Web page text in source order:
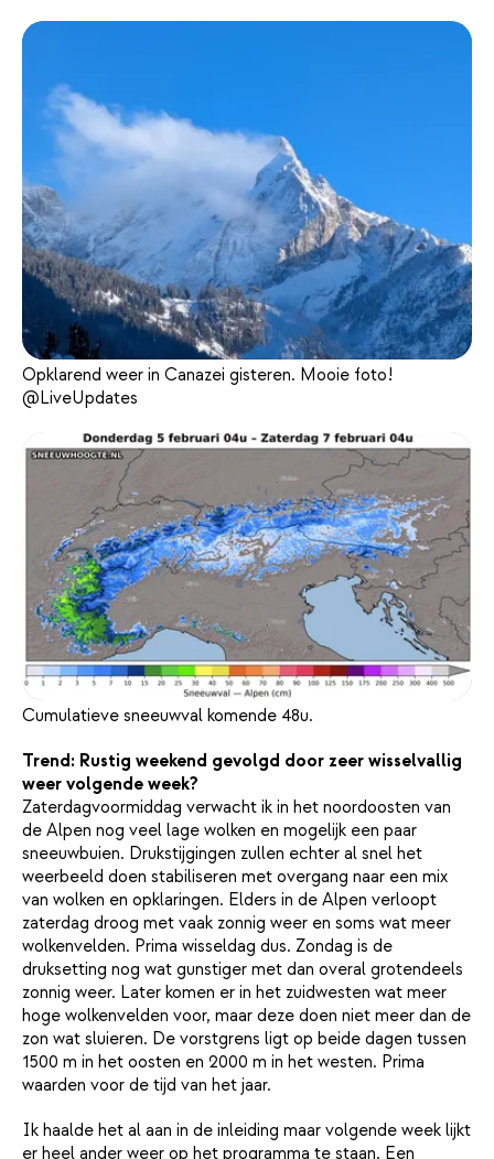
Opklarend weer in Canazei gisteren. Mooie foto!
@LiveUpdates
Cumulatieve sneeuwval komende 48u.
Trend: Rustig weekend gevolgd door zeer wisselvallig
weer volgende week?
Zaterdagvoormiddag verwacht ik in het noordoosten van
de Alpen nog veel lage wolken en mogelijk een paar
sneeuwbuien. Drukstijgingen zullen echter al snel het
weerbeeld doen stabiliseren met overgang naar een mix
van wolken en opklaringen. Elders in de Alpen verloopt
zaterdag droog met vaak zonnig weer en soms wat meer
wolkenvelden. Prima wisseldag dus. Zondag is de
druksetting nog wat gunstiger met dan overal grotendeels
zonnig weer. Later komen er in het zuidwesten wat meer
hoge wolkenvelden voor, maar deze doen niet meer dan de
zon wat sluieren. De vorstgrens ligt op beide dagen tussen
1500 m in het oosten en 2000 m in het westen. Prima
waarden voor de tijd van het jaar.
Ik haalde het al aan in de inleiding maar volgende week lijkt
er heel ander weer op het programma te staan. Een